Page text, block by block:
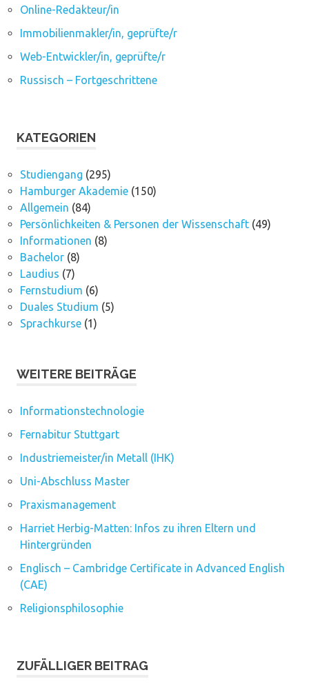
Online-Redakteur/in
Immobilienmakler/in, geprüfte/r
Web-Entwickler/in, geprüfte/r
Russisch – Fortgeschrittene
KATEGORIEN
Studiengang (295)
Hamburger Akademie(150)
Allgemein (84)
Persönlichkeiten & Personen der Wissenschaft(49)
Informationen (8)
Bachelor(8)
Laudius (7)
Fernstudium (6)
Duales Studium (5)
Sprachkurse(1)
WEITERE BEITRÄGE
Informationstechnologie
Fernabitur Stuttgart
Industriemeister/in Metall (IHK)
Uni-Abschluss Master
Praxismanagement
Harriet Herbig-Matten: Infos zu ihren Eltern und
Hintergründen
Englisch – Cambridge Certificate in Advanced English
(CAE)
Religionsphilosophie
ZUFÄLLIGER BEITRAG